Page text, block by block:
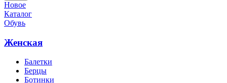
Новое
Каталог
Обувь
Женская
Балетки
Берцы
Ботинки